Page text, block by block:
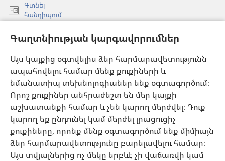
Գաղտնիության կարգավորումներ
Այս կայքից օգտվելիս ձեր հարմարավետությունն
ապահովելու համար մենք քուքիների և
նմանատիպ տեխնոլոգիաներ ենք օգտագործում։
Որոշ քուքիներ անհրաժեշտ են մեր կայքի
աշխատանքի համար և չեն կարող մերժվել։ Դուք
կարող եք ընդունել կամ մերժել լրացուցիչ
քուքիները, որոնք մենք օգտագործում ենք միմիայն
ձեր հարմարավետությունը բարելավելու համար։
Այս տվյալներից ոչ մեկը երբևէ չի վաճառվի կամ
Գտնել
հանդիպում
(բացվում
է
նոր
պատուհան)
համաժողով
(բացվում
նոր
պատուհան)
Թարմ նյութեր
Տեսանյութեր
Աուդիո նկարագրություններով տեսանյութեր
Որոնել
Տեղեկատվություն առողջապահության ոլորտի
մասնագետների համար
Գլոբալ հաղորդակցություն